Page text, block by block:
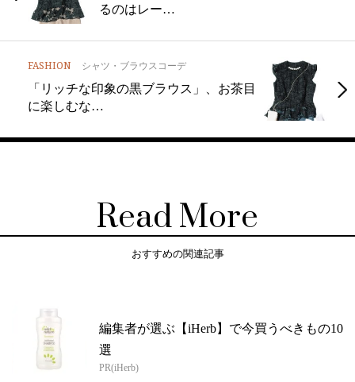
るのはレー…
FASHION シャツ・ブラウスコーデ
「リッチな印象の黒ブラウス」、お茶目
に楽しむな…
Read More
おすすめの関連記事
編集者が選ぶ【iHerb】で今買うべきもの10
選
PR(iHerb)